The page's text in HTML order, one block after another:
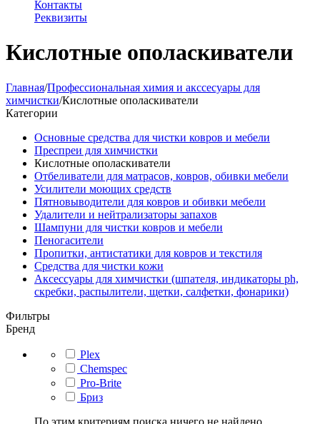
Контакты
Реквизиты
Кислотные ополаскиватели
Главная/Профессиональная химия и акссесуары для
химчистки/Кислотные ополаскиватели
Категории
Основные средства для чистки ковров и мебели
Преспреи для химчистки
Кислотные ополаскиватели
Отбеливатели для матрасов, ковров, обивки мебели
Усилители моющих средств
Пятновыводители для ковров и обивки мебели
Удалители и нейтрализаторы запахов
Шампуни для чистки ковров и мебели
Пеногасители
Пропитки, антистатики для ковров и текстиля
Средства для чистки кожи
Аксессуары для химчистки (шпателя, индикаторы ph,
скребки, распылители, щетки, салфетки, фонарики)
Фильтры
Бренд
Plex
Сhemspec
Pro-Brite
Бриз
По этим критериям поиска ничего не найдено